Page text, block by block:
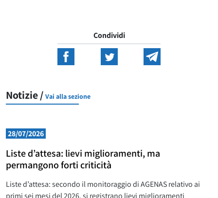
Condividi
Notizie / Vai alla sezione
28/07/2026
Liste d’attesa: lievi miglioramenti, ma
permangono forti criticità
Liste d’attesa: secondo il monitoraggio di AGENAS relativo ai